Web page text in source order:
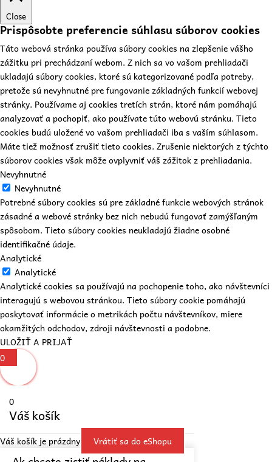
Close
Prispôsobte preferencie súhlasu súborov cookies
Táto webová stránka používa súbory cookies na zlepšenie vášho
zážitku pri prechádzaní webom. Z nich sa vo vašom prehliadači
ukladajú súbory cookies, ktoré sú kategorizované podľa potreby,
pretože sú nevyhnutné pre fungovanie základných funkcií webovej
stránky. Používame aj cookies tretích strán, ktoré nám pomáhajú
analyzovať a pochopiť, ako používate túto webovú stránku. Tieto
cookies budú uložené vo vašom prehliadači iba s vaším súhlasom.
Máte tiež možnosť zrušiť tieto cookies. Zrušenie niektorých z týchto
súborov cookies však môže ovplyvniť váš zážitok z prehliadania.
Nevyhnutné
Nevyhnutné
Potrebné súbory cookies sú pre základné funkcie webových stránok
zásadné a webové stránky bez nich nebudú fungovať zamýšľaným
spôsobom. Tieto súbory cookies neukladajú žiadne osobné
identifikačné údaje.
Analytické
Analytické
Analytické cookies sa používajú na pochopenie toho, ako návštevníci
interagujú s webovou stránkou. Tieto súbory cookie pomáhajú
poskytovať informácie o metrikách počtu návštevníkov, miere
okamžitých odchodov, zdroji návštevnosti a podobne.
ULOŽIŤ A PRIJAŤ
0
0
Váš košík
Váš košík je prázdny Vrátiť sa do eShopu